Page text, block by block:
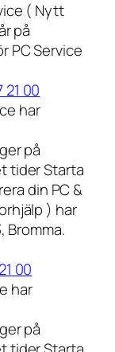
( Nytt
på
PC Service
00
har
på
tider Starta
din PC &
) har
Bromma.
00
har
på